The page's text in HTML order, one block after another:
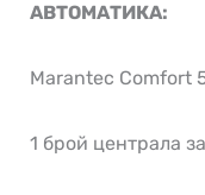
АВТОМАТИКА:
Marantec Comfort
1 брой централа